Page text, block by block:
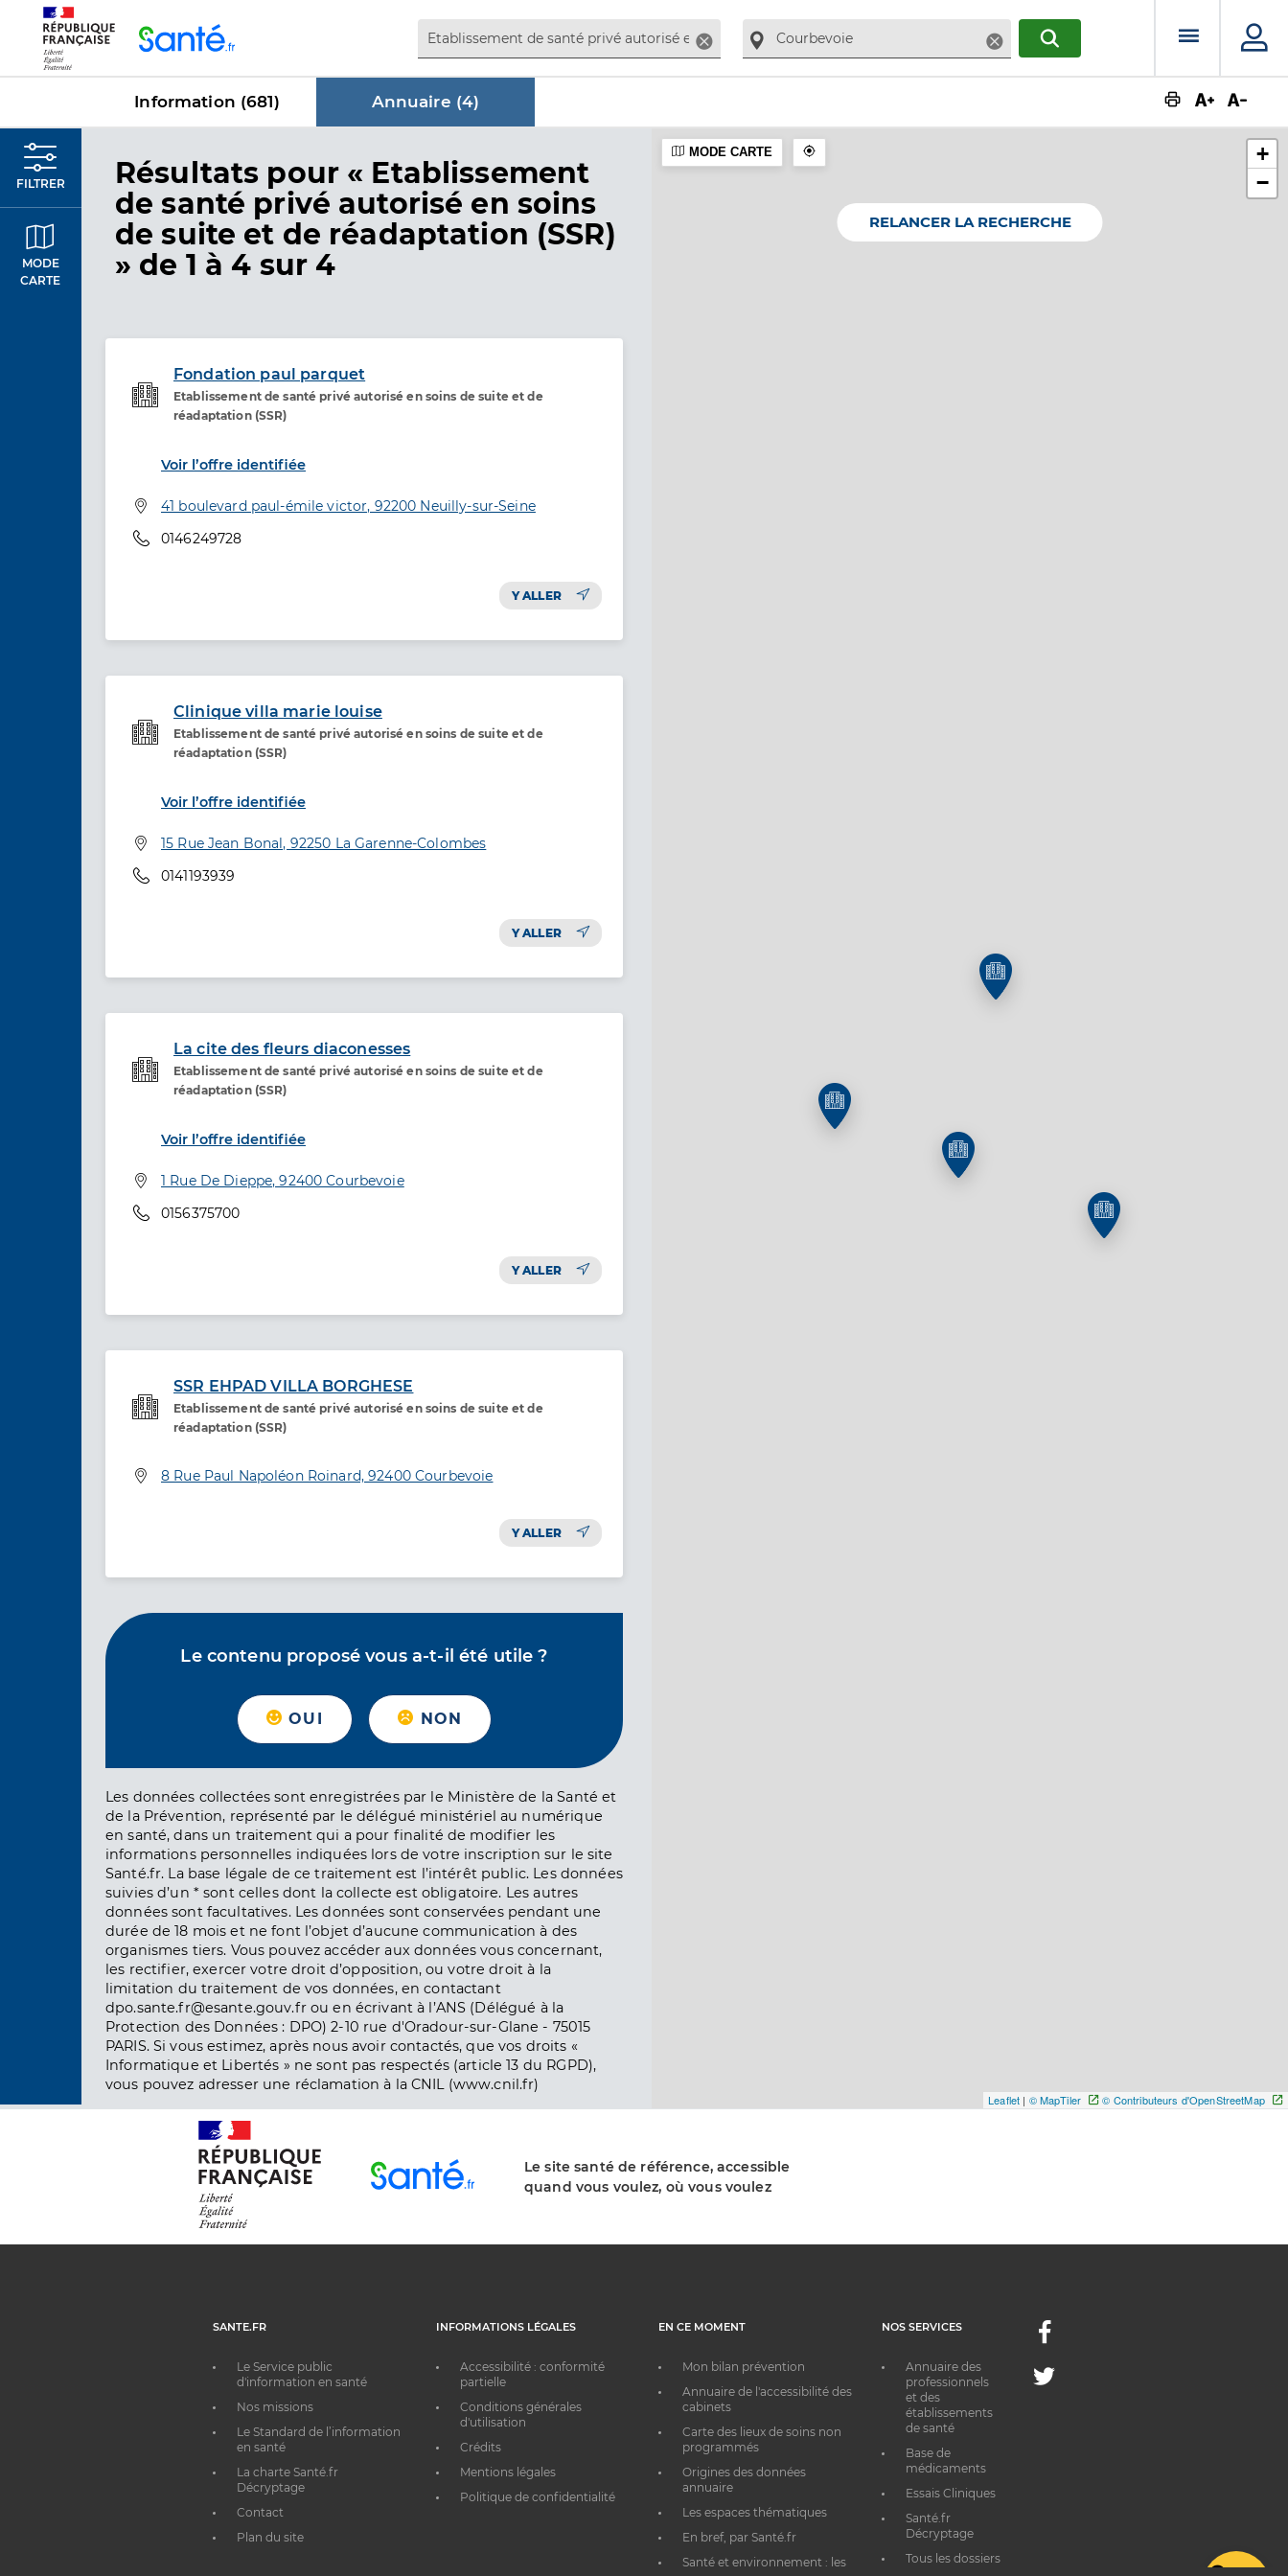
Supprimer SupprimerRECHERCHERMenu
Information (681) Annuaire (4)
FILTRER
MODE
CARTE
Résultats dans Annuaire
pour « Etablissement
de santé privé autorisé en soins
de suite et de réadaptation (SSR)
» de 1 à 4 sur 4
Fondation paul parquet
Etablissement de santé privé autorisé en soins de suite et de
réadaptation (SSR)
Etablissement de soins
Voir l’offre identifiée
Adresse
41 boulevard paul-émile victor, 92200 Neuilly-sur-Seine
Téléphone
0146249728
Y ALLER
Clinique villa marie louise
Etablissement de santé privé autorisé en soins de suite et de
réadaptation (SSR)
Etablissement de soins
Voir l’offre identifiée
Adresse
15 Rue Jean Bonal, 92250 La Garenne-Colombes
Téléphone
0141193939
Y ALLER
La cite des fleurs diaconesses
Etablissement de santé privé autorisé en soins de suite et de
réadaptation (SSR)
Etablissement de soins
Voir l’offre identifiée
Adresse
1 Rue De Dieppe, 92400 Courbevoie
Téléphone
0156375700
Y ALLER
SSR EHPAD VILLA BORGHESE
Etablissement de santé privé autorisé en soins de suite et de
réadaptation (SSR)
Service de santé
Adresse
8 Rue Paul Napoléon Roinard, 92400 Courbevoie
Y ALLER
Le contenu proposé vous a-t-il été utile ?
OUI NON
Les données collectées sont enregistrées par le Ministère de la Santé et
de la Prévention, représenté par le délégué ministériel au numérique
en santé, dans un traitement qui a pour finalité de modifier les
informations personnelles indiquées lors de votre inscription sur le site
Santé.fr. La base légale de ce traitement est l’intérêt public. Les données
suivies d’un * sont celles dont la collecte est obligatoire. Les autres
données sont facultatives. Les données sont conservées pendant une
durée de 18 mois et ne font l’objet d’aucune communication à des
organismes tiers. Vous pouvez accéder aux données vous concernant,
les rectifier, exercer votre droit d’opposition, ou votre droit à la
limitation du traitement de vos données, en contactant
dpo.sante.fr@esante.gouv.fr ou en écrivant à l’ANS (Délégué à la
Protection des Données : DPO) 2-10 rue d'Oradour-sur-Glane - 75015
PARIS. Si vous estimez, après nous avoir contactés, que vos droits «
Informatique et Libertés » ne sont pas respectés (article 13 du RGPD),
vous pouvez adresser une réclamation à la CNIL (www.cnil.fr)
+
−
Leaflet | © MapTiler © Contributeurs d'OpenStreetMap
MODE CARTE
RELANCER LA RECHERCHE
Le site santé de référence, accessible
quand vous voulez, où vous voulez
SANTE.FR
Le Service public
d'information en santé
Nos missions
Le Standard de l’information
en santé
La charte Santé.fr
Décryptage
Contact
Plan du site
INFORMATIONS LÉGALES
Accessibilité : conformité
partielle
Conditions générales
d'utilisation
Crédits
Mentions légales
Politique de confidentialité
EN CE MOMENT
Mon bilan prévention
Annuaire de l'accessibilité des
cabinets
Carte des lieux de soins non
programmés
Origines des données
annuaire
Les espaces thématiques
En bref, par Santé.fr
Santé et environnement : les
NOS SERVICES
Annuaire des
professionnels
et des
établissements
de santé
Base de
médicaments
Essais Cliniques
Santé.fr
Décryptage
Tous les dossiers
Facebook
Twitter
Panneau de gestion des cookies